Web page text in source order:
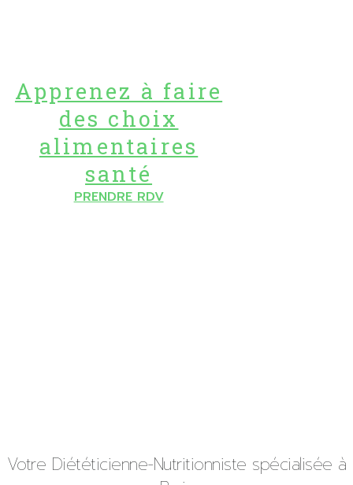
Apprenez à faire
des choix
alimentaires
santé
PRENDRE RDV
Votre Diététicienne-Nutritionniste spécialisée à